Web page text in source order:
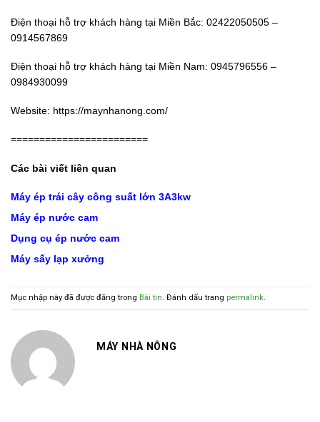
Điện thoại hỗ trợ khách hàng tại Miền Bắc: 02422050505 –
0914567869
Điện thoại hỗ trợ khách hàng tại Miền Nam: 0945796556 –
0984930099
Website: https://maynhanong.com/
========================
Các bài viết liên quan
Máy ép trái cây công suất lớn 3A3kw
Máy ép nước cam
Dụng cụ ép nước cam
Máy sấy lạp xưởng
Mục nhập này đã được đăng trong Bài tin. Đánh dấu trang permalink.
MÁY NHÀ NÔNG